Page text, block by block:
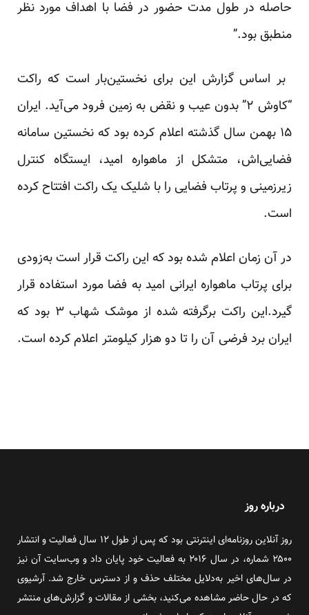
حاصله ‏در طول مدت حضور در فضا با اهداف مورد نظر
منطبق بود‎.‎‏”‏
‏ بر اساس گزارش این برای نخستین‌بار است که راکت
“کاوش ۲” بدون عیب و نقض به زمین فرود می‌آید‎.‎‏ ایران
۱۵ ‏بهمن سال گذشته اعلام کرده بود که نخستین سامانه
فضایی‌اش، متشکل از ماهواره امید، ایستگاه کنترل
زیرزمینی و ‏پرتاب فضایی را با شلیک یک راکت افتتاح کرده
است‎.‎
در آن زمان اعلام شده بود که این راکت قرار است به‌زودی
برای پرتاب ماهواره ایرانی امید به فضا مورد استفاده قرار
‏گیرد‎.‎این راکت برگرفته شده از موشک شهاب ۳ بود که
درباره روز
روز آنلاین روزنامه‌ای اینترنتی بود که پس از طول ۱۲ سال فعالیت و انتشار
۲۵۰۰ شماره، در سال ۲۰۱۶ به فعالیت خود پایان داد و وب‌سایت آن نیز
در سال‌های اخیر به‌دلایل مختلف حذف و از دسترس خارج شد. آرشیوی
که در حال حاضر مشاهده می‌کنید، بخشی از مقالات و گزارش‌های منتشر